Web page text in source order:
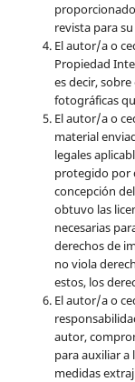
revista para
El autor/a o
Propiedad
es decir,
fotográficas
El autor/a o
material
legales
protegido por
concepción
obtuvo las
necesarias
derechos de
no viola
estos, los
El autor/a o
autor,
para auxiliar a
medidas